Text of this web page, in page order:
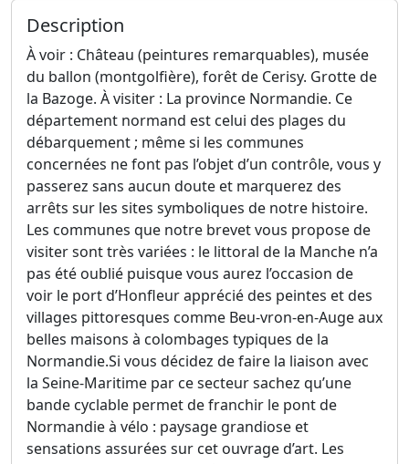
Description
À voir : Château (peintures remarquables), musée
du ballon (montgolfière), forêt de Cerisy. Grotte de
la Bazoge. À visiter : La province Normandie. Ce
département normand est celui des plages du
débarquement ; même si les communes
concernées ne font pas l’objet d’un contrôle, vous y
passerez sans aucun doute et marquerez des
arrêts sur les sites symboliques de notre histoire.
Les communes que notre brevet vous propose de
visiter sont très variées : le littoral de la Manche n’a
pas été oublié puisque vous aurez l’occasion de
voir le port d’Honfleur apprécié des peintes et des
villages pittoresques comme Beu-vron-en-Auge aux
belles maisons à colombages typiques de la
Normandie.Si vous décidez de faire la liaison avec
la Seine-Maritime par ce secteur sachez qu’une
bande cyclable permet de franchir le pont de
Normandie à vélo : paysage grandiose et
sensations assurées sur cet ouvrage d’art. Les